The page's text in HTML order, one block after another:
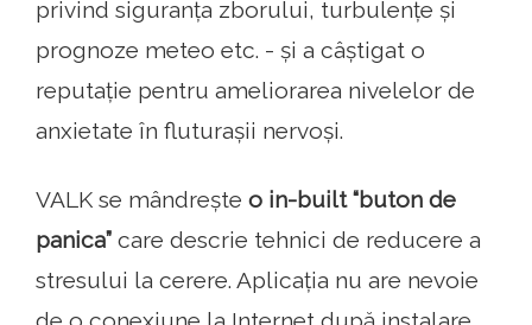
privind siguranța zborului, turbulențe și
prognoze meteo etc. - și a câștigat o
reputație pentru ameliorarea nivelelor de
anxietate în fluturașii nervoși.
VALK se mândrește o in-built “buton de
panica” care descrie tehnici de reducere a
stresului la cerere. Aplicația nu are nevoie